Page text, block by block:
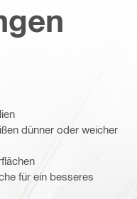
dünner oder weicher
für ein besseres